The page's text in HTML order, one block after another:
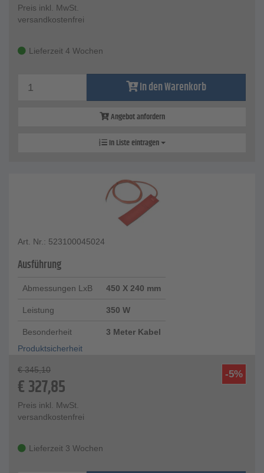
Preis inkl. MwSt.
versandkostenfrei
Lieferzeit 4 Wochen
In den Warenkorb
Angebot anfordern
In Liste eintragen
Art. Nr.: 523100045024
Ausführung
Abmessungen LxB 450 X 240 mm
Leistung 350 W
Besonderheit
3 Meter Kabel
Produktsicherheit
-5%
€ 345,10
€327,85
Preis inkl. MwSt.
versandkostenfrei
Lieferzeit 3 Wochen